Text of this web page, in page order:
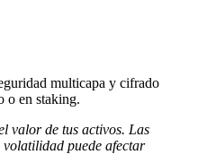
multicapa y cifrado
o en staking.
valor de tus activos. Las
puede afectar